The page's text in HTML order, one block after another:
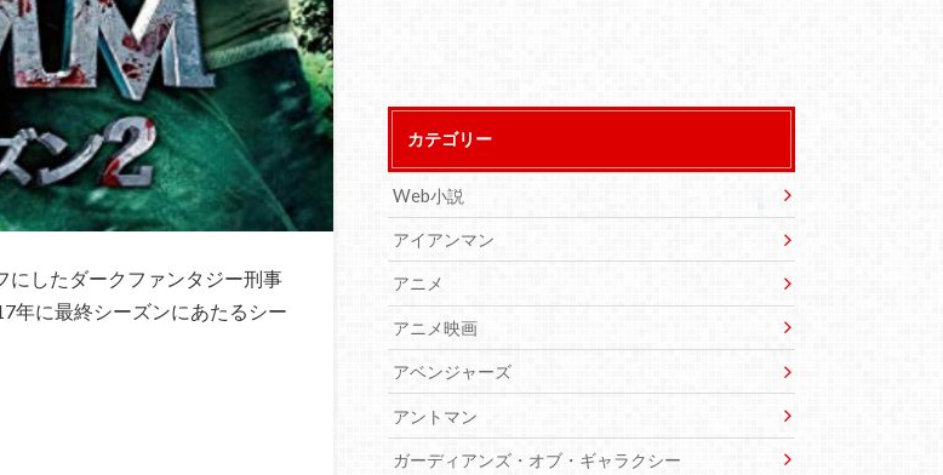
にしたダークファンタジー刑事
年に最終シーズンにあたるシー
カテゴリー
Web小説
アイアンマン
アニメ
アニメ映画
アベンジャーズ
アントマン
ガーディアンズ・オブ・ギャラクシー